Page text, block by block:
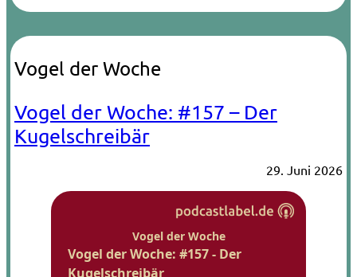
Vogel der Woche
Vogel der Woche: #157 – Der
Kugelschreibär
29. Juni 2026